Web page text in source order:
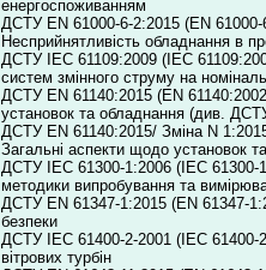
енергоспоживанням
ДСТУ EN 61000-6-2:2015 (EN 61000-
Несприйнятливість обладнання в
ДСТУ IEC 61109:2009 (ІEC
систем змінного струму на
ДСТУ EN 61140:2015 (EN
установок та обладнання (див.
ДСТУ EN 61140:2015/ Зміна N
Загальні аспекти щодо установок
ДСТУ IEC 61300-1:2006 (ІEC 61300-
методики випробування та
ДСТУ EN 61347-1:2015 (EN 61347-
безпеки
ДСТУ IEC 61400-2-2001 (ІEC 61400-
вітрових турбін